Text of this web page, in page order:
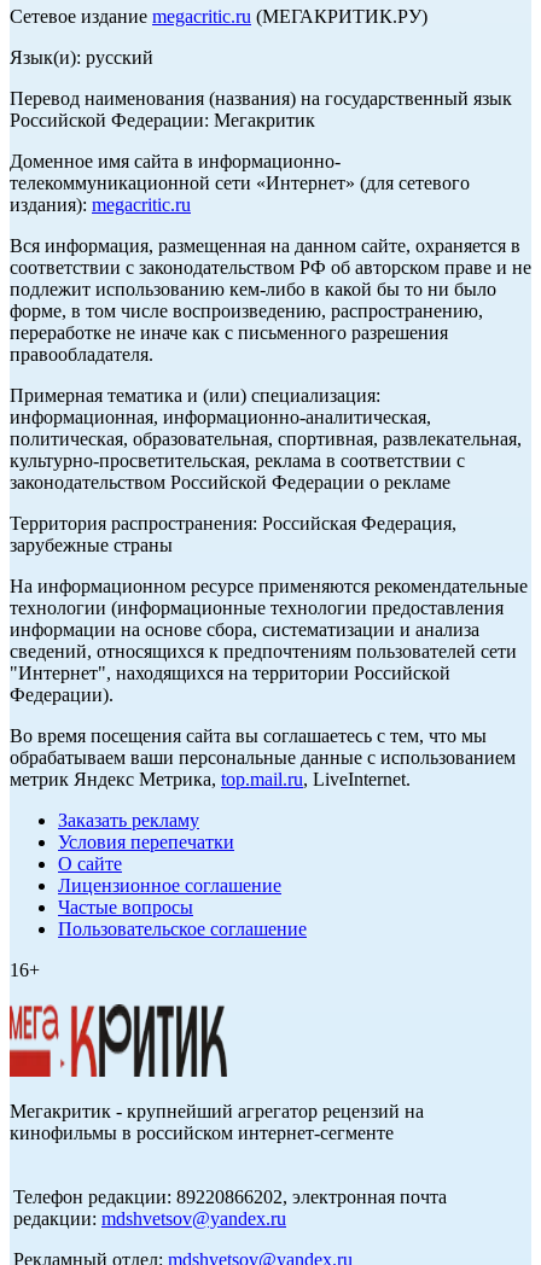
Сетевое издание megacritic.ru (МЕГАКРИТИК.РУ)
Язык(и): русский
Перевод наименования (названия) на государственный язык
Российской Федерации: Мегакритик
Доменное имя сайта в информационно-
телекоммуникационной сети «Интернет» (для сетевого
издания): megacritic.ru
Вся информация, размещенная на данном сайте, охраняется в
соответствии с законодательством РФ об авторском праве и не
подлежит использованию кем-либо в какой бы то ни было
форме, в том числе воспроизведению, распространению,
переработке не иначе как с письменного разрешения
правообладателя.
Примерная тематика и (или) специализация:
информационная, информационно-аналитическая,
политическая, образовательная, спортивная, развлекательная,
культурно-просветительская, реклама в соответствии с
законодательством Российской Федерации о рекламе
Территория распространения: Российская Федерация,
зарубежные страны
На информационном ресурсе применяются рекомендательные
технологии (информационные технологии предоставления
информации на основе сбора, систематизации и анализа
сведений, относящихся к предпочтениям пользователей сети
"Интернет", находящихся на территории Российской
Федерации).
Во время посещения сайта вы соглашаетесь с тем, что мы
обрабатываем ваши персональные данные с использованием
метрик Яндекс Метрика, top.mail.ru, LiveInternet.
Заказать рекламу
Условия перепечатки
О сайте
Лицензионное соглашение
Частые вопросы
Пользовательское соглашение
16+
Мегакритик - крупнейший агрегатор рецензий на
кинофильмы в российском интернет-сегменте
Телефон редакции: 89220866202, электронная почта
редакции: mdshvetsov@yandex.ru
Рекламный отдел: mdshvetsov@yandex.ru